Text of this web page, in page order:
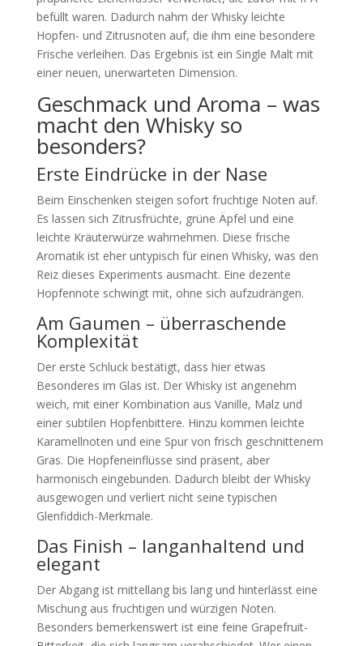
befüllt waren. Dadurch nahm der Whisky leichte
Hopfen- und Zitrusnoten auf, die ihm eine besondere
Frische verleihen. Das Ergebnis ist ein Single Malt mit
einer neuen, unerwarteten Dimension.
Geschmack und Aroma – was
macht den Whisky so
besonders?
Erste Eindrücke in der Nase
Beim Einschenken steigen sofort fruchtige Noten auf.
Es lassen sich Zitrusfrüchte, grüne Äpfel und eine
leichte Kräuterwürze wahrnehmen. Diese frische
Aromatik ist eher untypisch für einen Whisky, was den
Reiz dieses Experiments ausmacht. Eine dezente
Hopfennote schwingt mit, ohne sich aufzudrängen.
Am Gaumen – überraschende
Komplexität
Der erste Schluck bestätigt, dass hier etwas
Besonderes im Glas ist. Der Whisky ist angenehm
weich, mit einer Kombination aus Vanille, Malz und
einer subtilen Hopfenbittere. Hinzu kommen leichte
Karamellnoten und eine Spur von frisch geschnittenem
Gras. Die Hopfeneinflüsse sind präsent, aber
harmonisch eingebunden. Dadurch bleibt der Whisky
ausgewogen und verliert nicht seine typischen
Glenfiddich-Merkmale.
Das Finish – langanhaltend und
elegant
Der Abgang ist mittellang bis lang und hinterlässt eine
Mischung aus fruchtigen und würzigen Noten.
Besonders bemerkenswert ist eine feine Grapefruit-